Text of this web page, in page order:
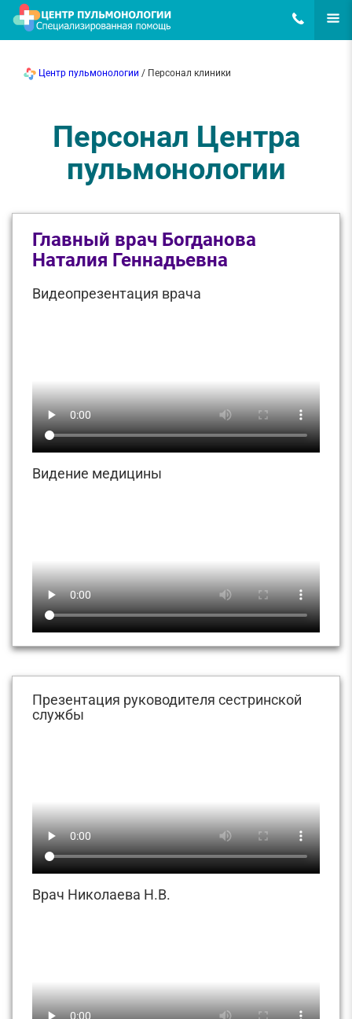
8(495)648-
ЕЩЁ
Центр пульмонологии / Персонал клиники
Персонал Центра
пульмонологии
Главный врач Богданова
Наталия Геннадьевна
Видеопрезентация врача
Видение медицины
Презентация руководителя сестринской
службы
Врач Николаева Н.В.